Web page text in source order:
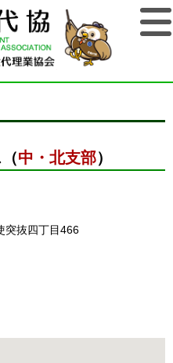
中・北支部）
突抜四丁目466